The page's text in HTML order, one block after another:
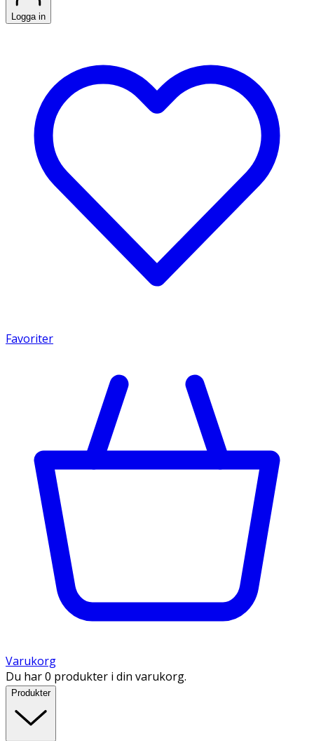
Logga in
Favoriter
Varukorg
Du har 0 produkter i din varukorg.
Produkter